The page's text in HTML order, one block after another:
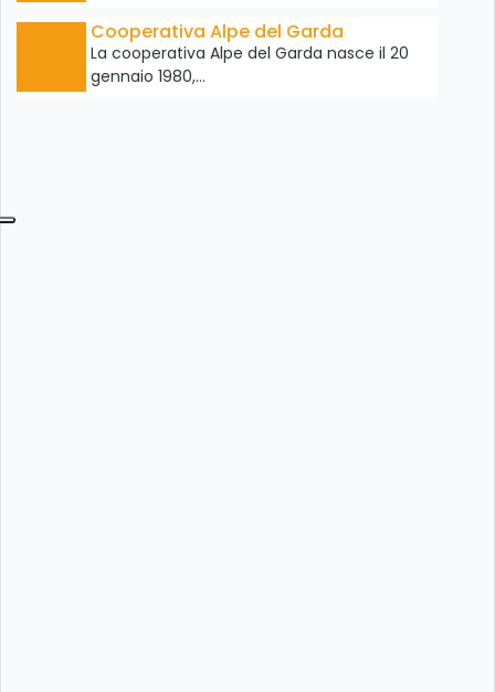
Cooperativa Alpe del Garda
La cooperativa Alpe del Garda nasce il 20
gennaio 1980,…